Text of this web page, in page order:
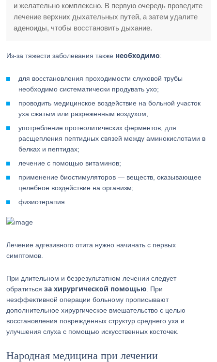
и желательно комплексно. В первую очередь проведите
лечение верхних дыхательных путей, а затем удалите
аденоиды, чтобы восстановить дыхание.
Из-за тяжести заболевания также необходимо:
для восстановления проходимости слуховой трубы
необходимо систематически продувать ухо;
проводить медицинское воздействие на больной участок
уха сжатым или разреженным воздухом;
употребление протеолитических ферментов, для
расщепления пептидных связей между аминокислотами в
белках и пептидах;
лечение с помощью витаминов;
применение биостимуляторов — веществ, оказывающее
целебное воздействие на организм;
физиотерапия.
Лечение адгезивного отита нужно начинать с первых
симптомов.
При длительном и безрезультатном лечении следует
обратитьсяза хирургической помощью . При
неэффективной операции больному прописывают
дополнительное хирургическое вмешательство с целью
восстановления поврежденных структур среднего уха и
улучшения слуха с помощью искусственных косточек.
Народная медицина при лечении